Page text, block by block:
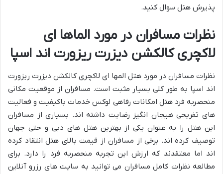
پذیرش هتل سوال کنید.
نظرات مسافران در مورد الماها ای
لاکچری کالکشن دیزرت ریزورت اند اسپا
نظرات مسافران در مورد هتل المها ای لاکچری کالکشن دیزرت ریزورت
اند اسپا به طور کلی بسیار مثبت است. مسافران از موقعیت مکانی
منحصربه فرد هتل امکانات رفاهی لوکس خدمات باکیفیت و فعالیت
های تفریحی هیجان انگیز رضایت داشته اند. بسیاری از مسافران
این هتل را به عنوان یکی از بهترین هتل های دبی و حتی جهان
توصیف کرده اند. برخی از مسافران از قیمت بالای هتل انتقاد کرده
اند اما معتقدند که ارزش این تجربه منحصربه فرد را دارد. برای
مطالعه نظرات کامل مسافران می توانید به سایت های رزرو آنلاین